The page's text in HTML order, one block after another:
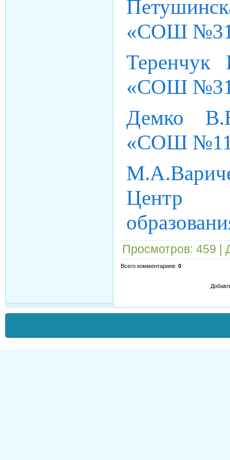
«СОШ
«СОШ
Демко
«СОШ
Центр
Просмотров: 459 |
Всего комментариев: 0